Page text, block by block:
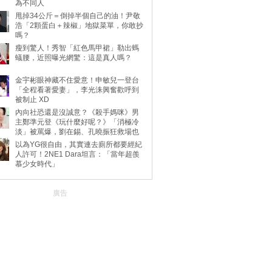
為不同人
甩掉34公斤＝倒掉半個自己的油！尹敬
浩「2顆蛋白＋辣椒」地獄菜單，你敢抄
嗎？
瘦到驚人！秀智「紅色馬甲裙」勒出螞
蟻腰，近照曝光網驚：這是真人嗎？
金宇彬眼神藏不住愛意！申敏兒一登台
「全程看著愛妻」，李光洙興奮歡呼到
被制止 XD
內向社恐還是沒誠意？《殺手媽咪》男
主鄭準元登《玩什麼好呢？》「消極冷
淡」被罵爆，劉在錫、孔曉振狂救場也
動
以為YG很自由，其實連去廁所都要經紀
人許可！2NE1 Dara坦言：「當年超羨
慕少女時代」
廣告